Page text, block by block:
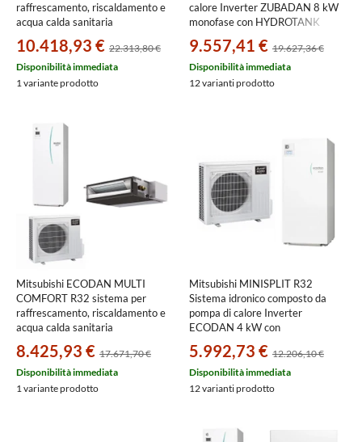
raffrescamento, riscaldamento e
acqua calda sanitaria
unità esterna 8.5 kW | unità
interne a parete
9000+9000+9000+9000 PXZ-
10.418,93 € 22.313,80 €
Disponibilità immediata
1 variante prodotto
calore Inverter ZUBADAN 8 kW
monofase con HYDROTANK
PUZ-SHWM80VAA+ERST20F-
VM2E
9.557,41 € 19.627,36 €
Disponibilità immediata
12 varianti prodotto
Mitsubishi ECODAN MULTI
COMFORT R32 sistema per
raffrescamento, riscaldamento e
acqua calda sanitaria
unità esterna 7.5 kW | unità
interna canalizzata 24000 PXZ-
4F75VG+SEZ-M71DA2
8.425,93 € 17.671,70 €
Disponibilità immediata
1 variante prodotto
Mitsubishi MINISPLIT R32
Sistema idronico composto da
pompa di calore Inverter
ECODAN 4 kW con
170 litri SUZ-
SWM40VA2+ERST17D-VM2E
5.992,73 € 12.206,10 €
Disponibilità immediata
12 varianti prodotto